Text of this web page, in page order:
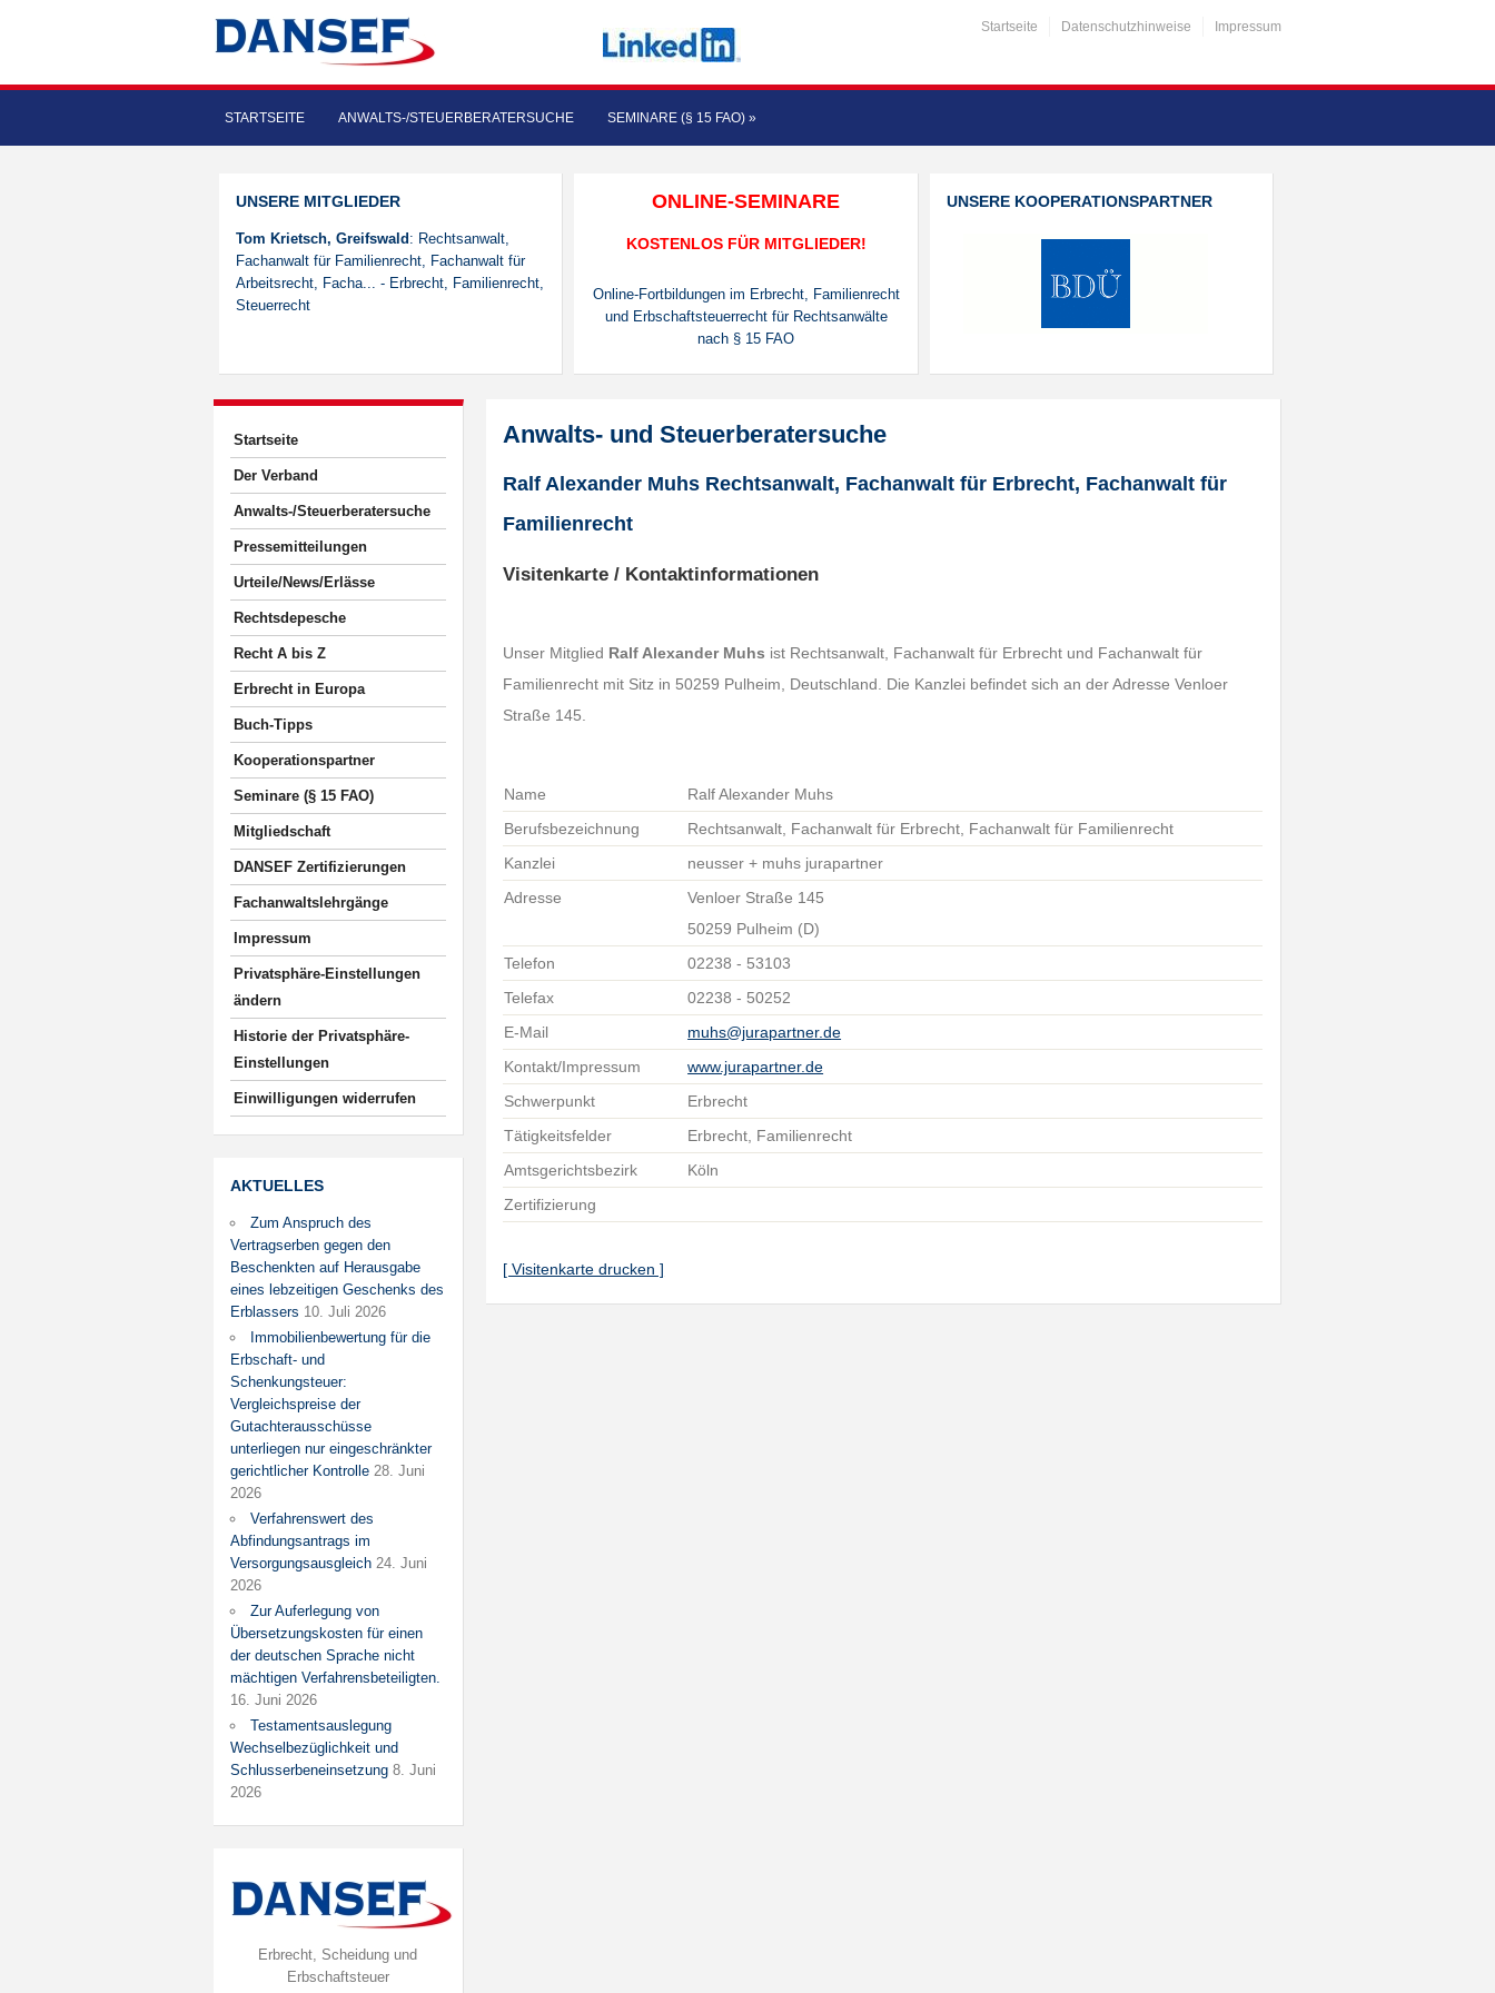
Startseite Datenschutzhinweise Impressum
STARTSEITE ANWALTS-/STEUERBERATERSUCHE SEMINARE (§ 15 FAO) »
UNSERE MITGLIEDER
Tom Krietsch, Greifswald : Rechtsanwalt,
Fachanwalt für Familienrecht, Fachanwalt für
Arbeitsrecht, Facha... - Erbrecht, Familienrecht,
Steuerrecht
ONLINE-SEMINARE
KOSTENLOS FÜR MITGLIEDER!
Online-Fortbildungen im Erbrecht, Familienrecht
und Erbschaftsteuerrecht für Rechtsanwälte
nach § 15 FAO
UNSERE KOOPERATIONSPARTNER
Startseite
Der Verband
Anwalts-/Steuerberatersuche
Pressemitteilungen
Urteile/News/Erlässe
Rechtsdepesche
Recht A bis Z
Erbrecht in Europa
Buch-Tipps
Kooperationspartner
Seminare (§ 15 FAO)
Mitgliedschaft
DANSEF Zertifizierungen
Fachanwaltslehrgänge
Impressum
Privatsphäre-Einstellungen
ändern
Historie der Privatsphäre-
Einstellungen
Einwilligungen widerrufen
AKTUELLES
Zum Anspruch des
Vertragserben gegen den
Beschenkten auf Herausgabe
eines lebzeitigen Geschenks des
Erblassers 10. Juli 2026
Immobilienbewertung für die
Erbschaft- und
Schenkungsteuer:
Vergleichspreise der
Gutachterausschüsse
unterliegen nur eingeschränkter
gerichtlicher Kontrolle 28. Juni
2026
Verfahrenswert des
Abfindungsantrags im
Versorgungsausgleich 24. Juni
2026
Zur Auferlegung von
Übersetzungskosten für einen
der deutschen Sprache nicht
mächtigen Verfahrensbeteiligten.
16. Juni 2026
Testamentsauslegung
Wechselbezüglichkeit und
Schlusserbeneinsetzung 8. Juni
2026
Erbrecht, Scheidung und
Erbschaftsteuer
Anwalts- und Steuerberatersuche
Ralf Alexander Muhs Rechtsanwalt, Fachanwalt für Erbrecht, Fachanwalt für
Familienrecht
Visitenkarte / Kontaktinformationen
Unser Mitglied Ralf Alexander Muhs ist Rechtsanwalt, Fachanwalt für Erbrecht und Fachanwalt für
Familienrecht mit Sitz in 50259 Pulheim, Deutschland. Die Kanzlei befindet sich an der Adresse Venloer
Straße 145.
Name
Ralf Alexander Muhs
Berufsbezeichnung
Rechtsanwalt, Fachanwalt für Erbrecht, Fachanwalt für Familienrecht
Kanzlei
neusser + muhs jurapartner
Adresse
Venloer Straße 145
50259 Pulheim (D)
Telefon
02238 - 53103
Telefax
02238 - 50252
E-Mail
muhs@jurapartner.de
Kontakt/Impressum
www.jurapartner.de
Schwerpunkt
Erbrecht
Tätigkeitsfelder
Erbrecht, Familienrecht
Amtsgerichtsbezirk
Köln
Zertifizierung
[ Visitenkarte drucken ]